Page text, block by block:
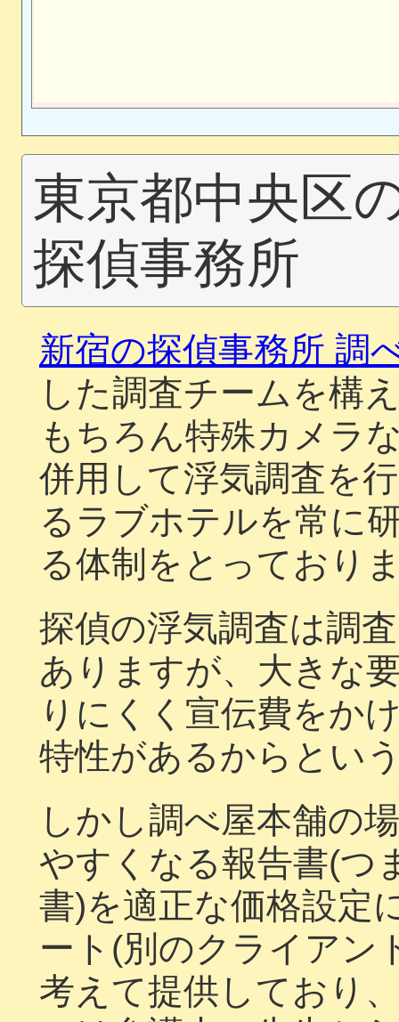
東京都中央区
探偵事務所
新宿の探偵事務所 調
した調査チームを構
もちろん特殊カメラ
併用して浮気調査を
るラブホテルを常に
る体制をとっており
探偵の浮気調査は調
ありますが、大きな
りにくく宣伝費をか
特性があるからとい
しかし調べ屋本舗の
やすくなる報告書(つ
書)を適正な価格設定
ート(別のクライアン
考えて提供しており